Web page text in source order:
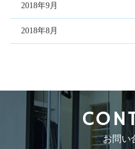
2018年9月
2018年8月
お問い